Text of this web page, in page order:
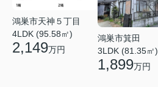
鴻巣市天神５丁目
4LDK (95.58㎡)
2,149万円
鴻巣市箕田
3LDK (81.35㎡)
1,899万円